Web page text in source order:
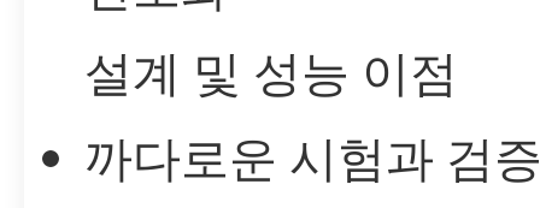
설계 및 성능 이점
까다로운 시험과 검